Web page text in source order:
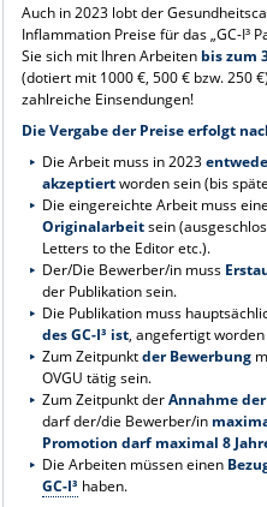
YOUNG ACADEMY
VERANSTALTUNGEN
LINKS
KONTAKT
Auch in 2023 lobt der
Inflammation Preise für das „GC-I³
Sie sich mit Ihren Arbeiten bis zum
(dotiert mit 1000 €, 500 € bzw. 250
zahlreiche Einsendungen!
Die Vergabe der Preise erfolgt
Die Arbeit muss in 2023
akzeptiertworden sein (bis
Die eingereichte Arbeit muss
Originalarbeitsein
Letters to the Editor etc.).
Der/Die Bewerber/in muss
der Publikation sein.
Die Publikation muss
des GC-I³ ist, angefertigt
Zum Zeitpunktder Bewerbung
OVGU tätig sein.
Zum Zeitpunkt derAnnahme
darf der/die Bewerber/in
Promotion darf maximal 8
Die Arbeiten müssen einen
GC-I³ haben.